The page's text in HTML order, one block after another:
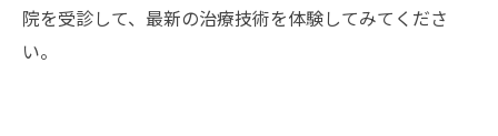
院を受診して、最新の治療技術を体験してみてくださ
い。